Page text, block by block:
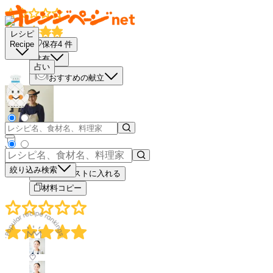
レシピ
Recipe
占い
絞り込み検索
保存4 件
共有
おすすめの献立
－
＋
買い物リストに入れる
材料コピー